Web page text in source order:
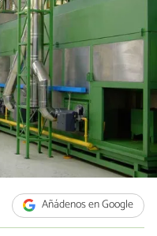
Añádenos en Google